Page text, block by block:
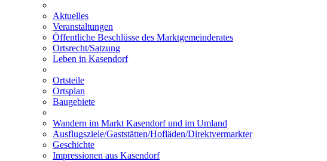
Aktuelles
Veranstaltungen
Öffentliche Beschlüsse des Marktgemeinderates
Ortsrecht/Satzung
Leben in Kasendorf
Ortsteile
Ortsplan
Baugebiete
Wandern im Markt Kasendorf und im Umland
Ausflugsziele/Gaststätten/Hofläden/Direktvermarkter
Geschichte
Impressionen aus Kasendorf